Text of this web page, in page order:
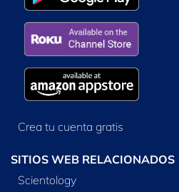
Crea tu cuenta gratis
SITIOS WEB RELACIONADOS
Scientology